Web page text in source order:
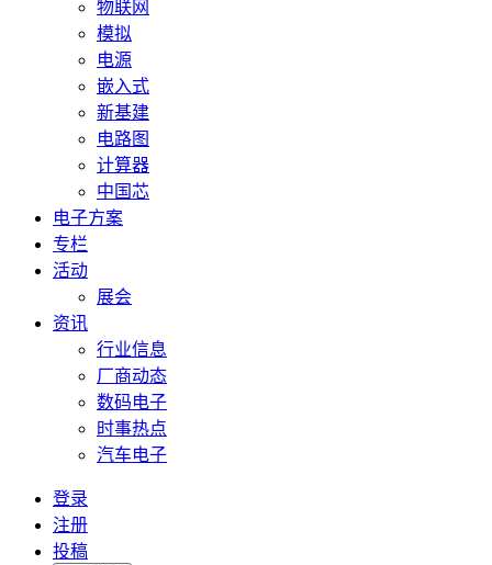
物联网
模拟
电源
嵌入式
新基建
电路图
计算器
中国芯
电子方案
专栏
活动
展会
资讯
行业信息
厂商动态
数码电子
时事热点
汽车电子
登录
注册
投稿